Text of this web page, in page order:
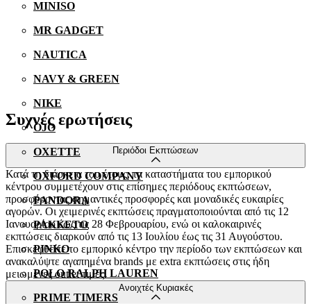
MINISO
MR GADGET
NAUTICA
NAVY & GREEN
NIKE
OJO
OXETTE
OXFORD COMPANY
PANDORA
PAKKETO
PINKO
POLO RALPH LAUREN
PRIME TIMERS
Συχνές ερωτήσεις
Περιόδοι Εκπτώσεων
Κατά τη διάρκεια του έτους, τα καταστήματα του εμπορικού
κέντρου συμμετέχουν στις επίσημες περιόδους εκπτώσεων,
προσφέροντας σημαντικές προσφορές και μοναδικές ευκαιρίες
αγορών. Οι χειμερινές εκπτώσεις πραγματοποιούνται από τις 12
Ιανουαρίου έως τις 28 Φεβρουαρίου, ενώ οι καλοκαιρινές
εκπτώσεις διαρκούν από τις 13 Ιουλίου έως τις 31 Αυγούστου.
Επισκεφθείτε το εμπορικό κέντρο την περίοδο των εκπτώσεων και
ανακαλύψτε αγαπημένα brands με extra εκπτώσεις στις ήδη
μειωμένες outlet τιμές.
Ανοιχτές Κυριακές